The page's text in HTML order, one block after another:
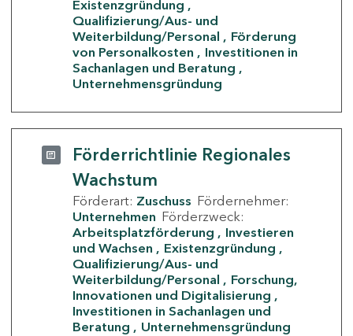
Existenzgründung
Qualifizierung/Aus- und
Weiterbildung/Personal
Förderung
von Personalkosten
Investitionen in
Sachanlagen und Beratung
Unternehmensgründung
Förderrichtlinie Regionales
Wachstum
Förderart: Zuschuss Fördernehmer:
Unternehmen Förderzweck:
Arbeitsplatzförderung
Investieren
und Wachsen
Existenzgründung
Qualifizierung/Aus- und
Weiterbildung/Personal
Forschung,
Innovationen und Digitalisierung
Investitionen in Sachanlagen und
Beratung
Unternehmensgründung